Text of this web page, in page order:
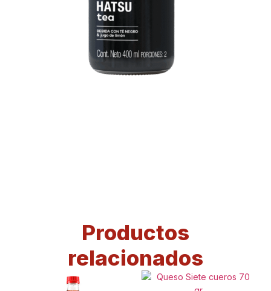
Productos
relacionados